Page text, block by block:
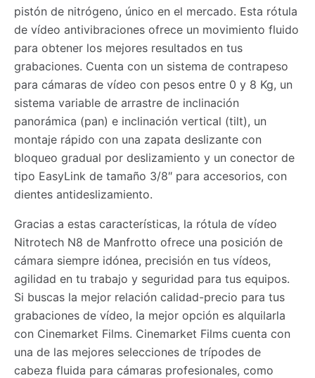
pistón de nitrógeno, único en el mercado. Esta rótula
de vídeo antivibraciones ofrece un movimiento fluido
para obtener los mejores resultados en tus
grabaciones. Cuenta con un sistema de contrapeso
para cámaras de vídeo con pesos entre 0 y 8 Kg, un
sistema variable de arrastre de inclinación
panorámica (pan) e inclinación vertical (tilt), un
montaje rápido con una zapata deslizante con
bloqueo gradual por deslizamiento y un conector de
tipo EasyLink de tamaño 3/8″ para accesorios, con
dientes antideslizamiento.
Gracias a estas características, la rótula de vídeo
Nitrotech N8 de Manfrotto ofrece una posición de
cámara siempre idónea, precisión en tus vídeos,
agilidad en tu trabajo y seguridad para tus equipos.
Si buscas la mejor relación calidad-precio para tus
grabaciones de vídeo, la mejor opción es alquilarla
con Cinemarket Films. Cinemarket Films cuenta con
una de las mejores selecciones de trípodes de
cabeza fluida para cámaras profesionales, como